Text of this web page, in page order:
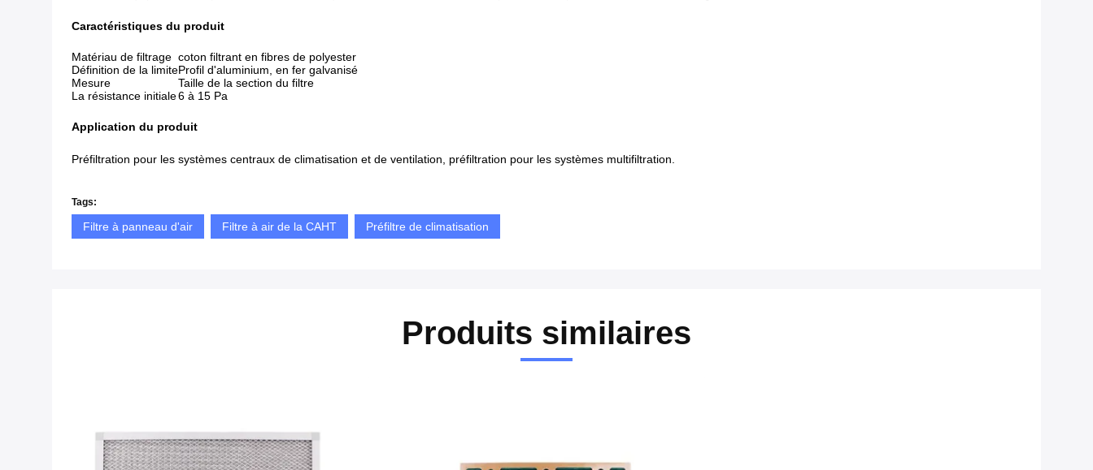
Caractéristiques du produit
Matériau de filtrage coton filtrant en fibres de polyester
Définition de la limiteProfil d'aluminium, en fer galvanisé
Mesure
Taille de la section du filtre
La résistance initiale6 à 15 Pa
Application du produit
Préfiltration pour les systèmes centraux de climatisation et de ventilation, préfiltration pour les systèmes multifiltration.
Tags:
Filtre à panneau d'air Filtre à air de la CAHT Préfiltre de climatisation
Produits similaires